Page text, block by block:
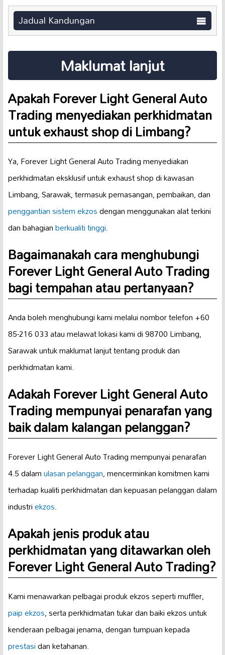
Jadual Kandungan
Maklumat lanjut
Apakah Forever Light General Auto
Trading menyediakan perkhidmatan
untuk exhaust shop di Limbang?
Ya, Forever Light General Auto Trading menyediakan
perkhidmatan eksklusif untuk exhaust shop di kawasan
Limbang, Sarawak, termasuk pemasangan, pembaikan, dan
penggantian sistem ekzosdengan menggunakan alat terkini
dan bahagianberkualiti tinggi.
Bagaimanakah cara menghubungi
Forever Light General Auto Trading
bagi tempahan atau pertanyaan?
Anda boleh menghubungi kami melalui nombor telefon +60
85-216 033 atau melawat lokasi kami di 98700 Limbang,
Sarawak untuk maklumat lanjut tentang produk dan
perkhidmatan kami.
Adakah Forever Light General Auto
Trading mempunyai penarafan yang
baik dalam kalangan pelanggan?
Forever Light General Auto Trading mempunyai penarafan
4.5 dalamulasan pelanggan, mencerminkan komitmen kami
terhadap kualiti perkhidmatan dan kepuasan pelanggan dalam
industriekzos.
Apakah jenis produk atau
perkhidmatan yang ditawarkan oleh
Forever Light General Auto Trading?
Kami menawarkan pelbagai produk ekzos seperti muffler,
paip ekzos, serta perkhidmatan tukar dan baiki ekzos untuk
kenderaan pelbagai jenama, dengan tumpuan kepada
prestasidan ketahanan.